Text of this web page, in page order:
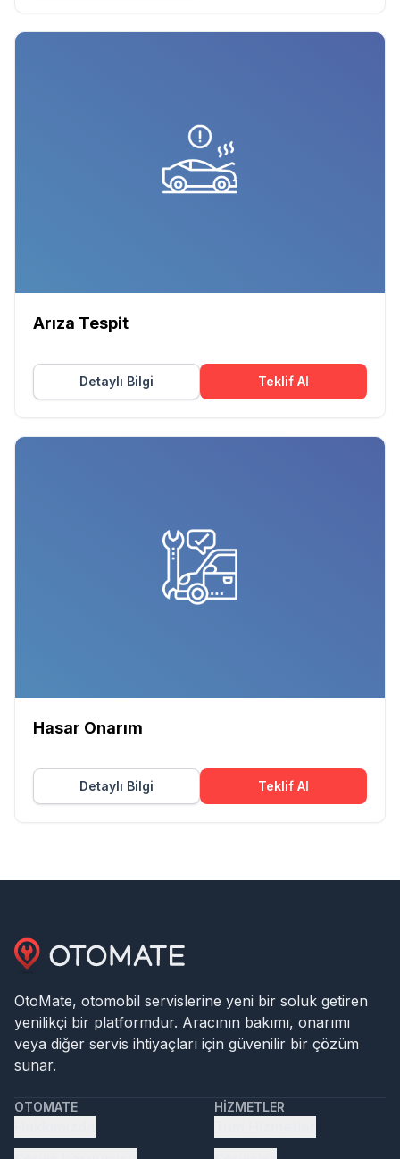
Arıza Tespit
Detaylı Bilgi Teklif Al
Hasar Onarım
Detaylı Bilgi Teklif Al
OtoMate, otomobil servislerine yeni bir soluk getiren
yenilikçi bir platformdur. Aracının bakımı, onarımı
veya diğer servis ihtiyaçları için güvenilir bir çözüm
sunar.
OTOMATE HIZMETLER